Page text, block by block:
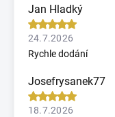
Jan Hladký
24.7.2026
Rychle dodání
Josefrysanek77
18.7.2026